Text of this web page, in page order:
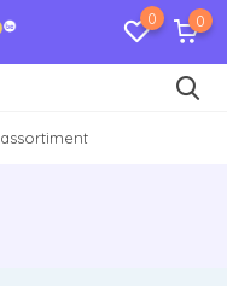
0 0
assortiment